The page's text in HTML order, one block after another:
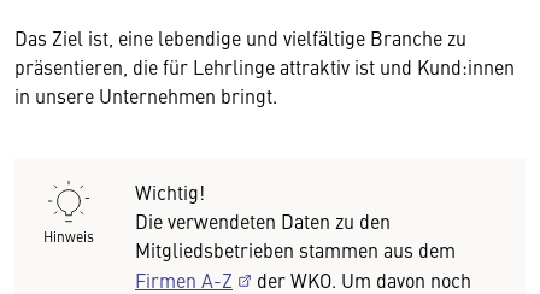
Das Ziel ist, eine lebendige und vielfältige Branche zu
präsentieren, die für Lehrlinge attraktiv ist und Kund:innen
in unsere Unternehmen bringt.
Hinweis
Wichtig!
Die verwendeten Daten zu den
Mitgliedsbetrieben stammen aus dem
Firmen A-Z
der WKO. Um davon noch